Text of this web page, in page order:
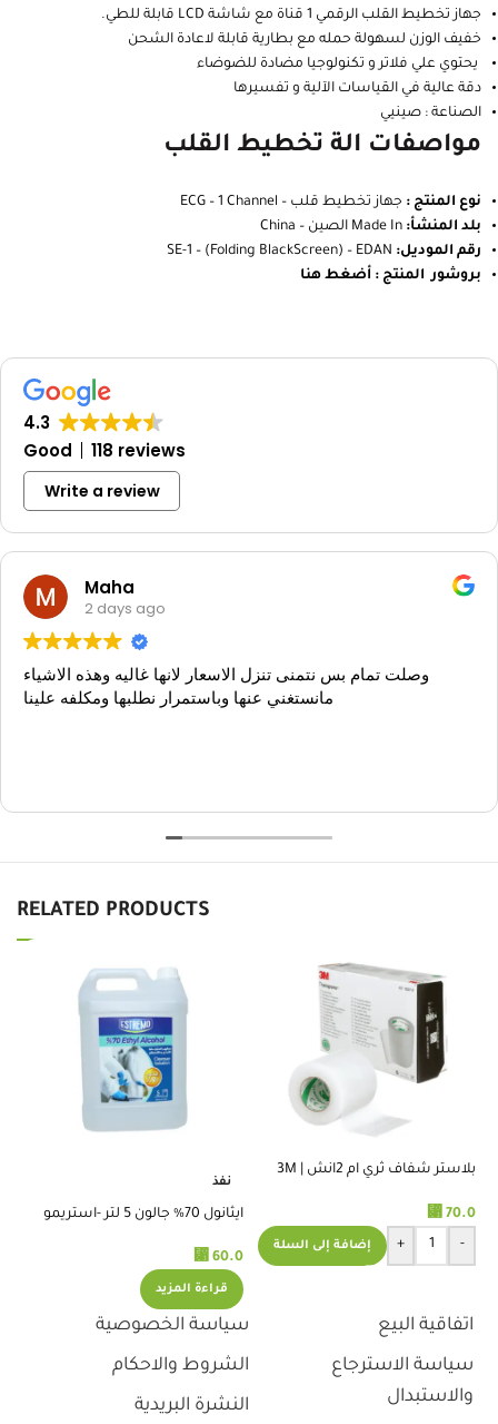
جهاز تخطيط القلب الرقمي 1 قناة مع شاشة LCD قابلة للطي.
خفيف الوزن لسهولة حمله مع بطارية قابلة لاعادة الشحن
يحتوي علي فلاتر و تكنولوجيا مضادة للضوضاء
دقة عالية في القياسات الآلية و تفسيرها
الصناعة : صينيي
مواصفات الة تخطيط القلب
نوع المنتج : جهاز تخطيط قلب – ECG – 1 Channel
بلد المنشأ:
رقم الموديل:
بروشور المنتج : أضغط هنا
4.3
Good
118 reviews
Write a review
Maha
2 days ago
وصلت تمام بس نتمنى تنزل الاسعار لانها غاليه وهذه الاشياء
مانستغني عنها وباستمرار نطلبها ومكلفه علينا
RELATED PRODUCTS
بلاستر شفاف ثري ام 2انش | 3M
⃁ 70.0
-
+ إضافة إلى السلة
نفذ
ايثانول 70% جالون 5 لتر -استريمو
⃁ 60.0
قراءة المزيد
اتفاقية البيع
سياسة الاسترجاع
والاستبدال
سياسة الخصوصية
الشروط والاحكام
النشرة البريدية